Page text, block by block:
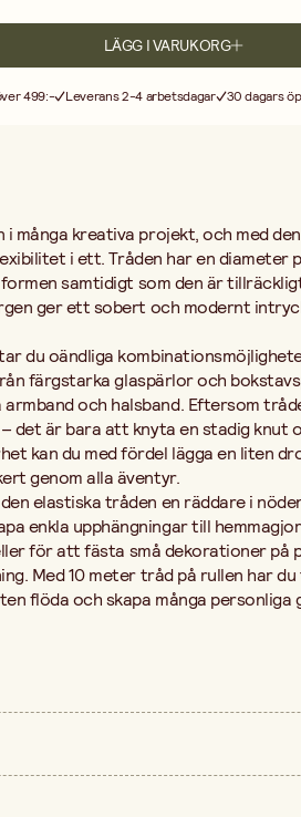
tråden en räddare i nöden för många
till hemmagjorda figurer, som hållbara
material för att låta kreativiteten flöda och
LÄGG I VARUKORG
499:- Leverans 2-4 arbetsdagar 30 dagars
många kreativa projekt, och med
i ett. Tråden har en diameter
samtidigt som den är
ger ett sobert och modernt
du oändliga
färgstarka glaspärlor och
och halsband. Eftersom
det är bara att knyta en stadig knut
kan du med fördel lägga en liten
genom alla äventyr.
elastiska tråden en räddare i
enkla upphängningar till
för att fästa små dekorationer på
Med 10 meter tråd på rullen har
flöda och skapa många personliga